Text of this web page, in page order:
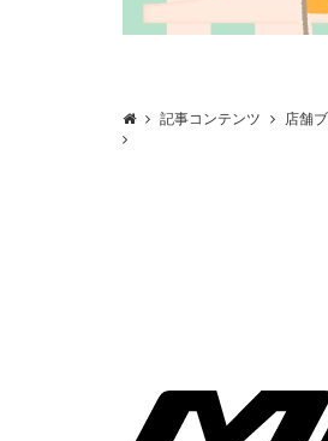
記事コンテンツ 店舗